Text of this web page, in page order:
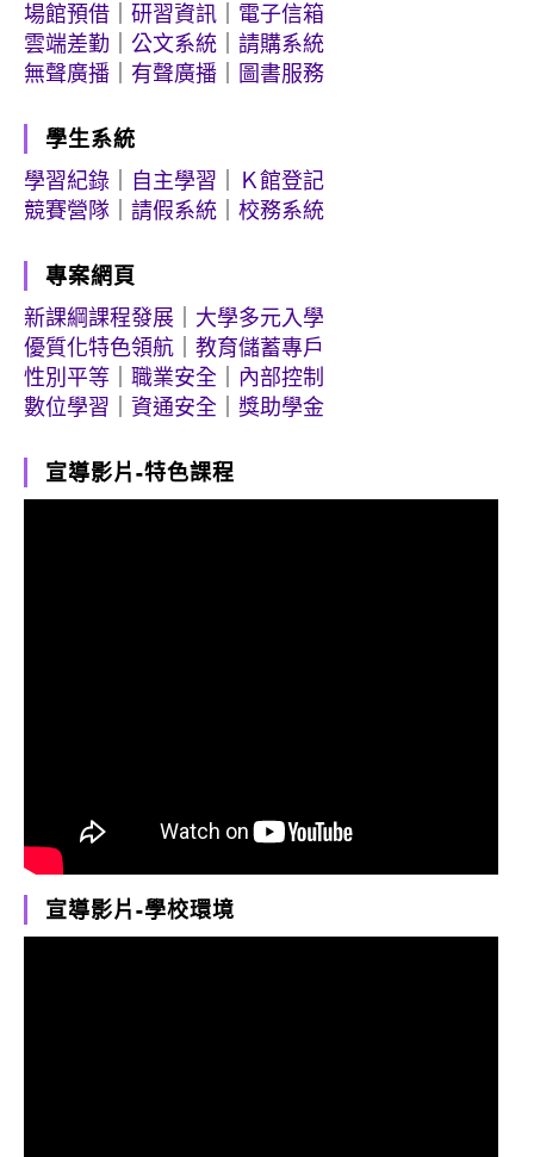
場館預借
研習資訊
電子信箱
雲端差勤
公文系統
請購系統
無聲廣播
有聲廣播 圖書服務
學生系統
學習紀錄
自主學習
Ｋ館登記
競賽營隊
請假系統 校務系統
專案網頁
新課綱課程發展
大學多元入學
優質化特色領航
教育儲蓄專戶
性別平等
職業安全
內部控制
數位學習
資通安全 獎助學金
宣導影片-特色課程
宣導影片-學校環境